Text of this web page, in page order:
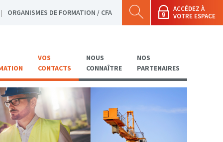
ACCÉDEZ À
VOTRE ESPACE
ORGANISMES DE FORMATION / CFA
VOS
CONTACTS
NOUS
CONNAÎTRE
NOS
PARTENAIRES